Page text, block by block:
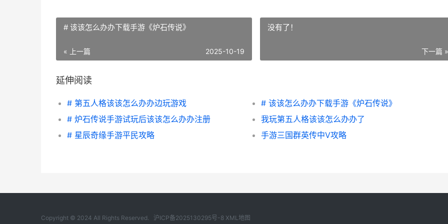
# 该该怎么办办下载手游《炉石传说》
« 上一篇 2025-10-19
没有了！
下一篇 »
延伸阅读
# 第五人格该该怎么办办边玩游戏
# 该该怎么办办下载手游《炉石传说》
# 炉石传说手游试玩后该该怎么办办注册
我玩第五人格该该怎么办办了
# 星辰奇缘手游平民攻略
手游三国群英传中V攻略
Copyright © 2024 All Rights Reserved. 沪ICP备2025130295号-8 XML地图